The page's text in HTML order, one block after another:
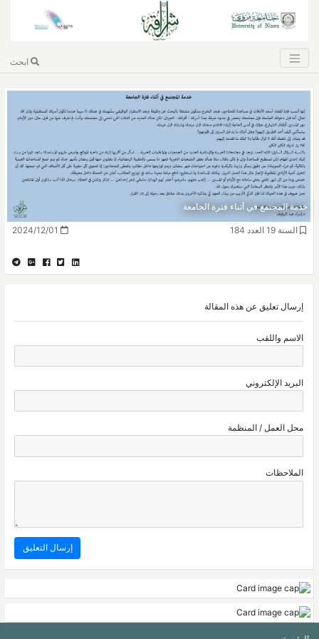
ابحث
خدمة المجتمع في أثناء فترة الجامعة
السنة 19 العدد 184
إرسال تعليق عن هذه المقالة
الاسم واللقب
البريد الإلكتروني
محل العمل / المنظمة
الملاحظات